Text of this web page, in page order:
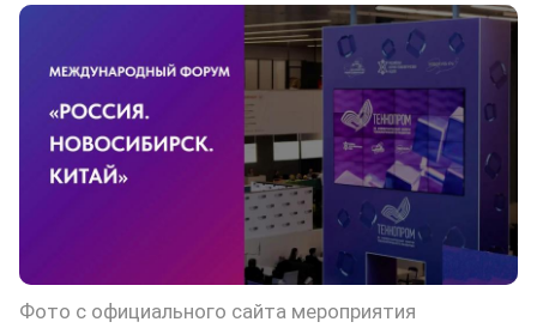
Фото с официального сайта мероприятия